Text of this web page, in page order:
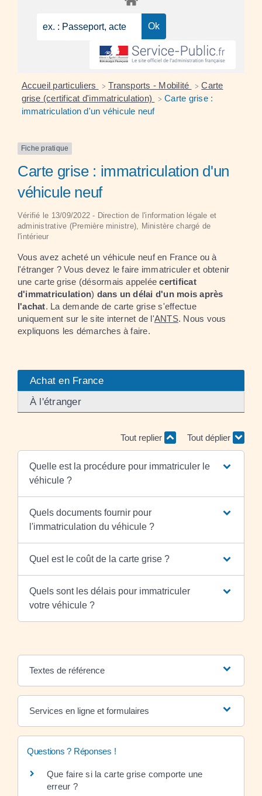
Accueil particuliers > Transports - Mobilité > Carte
grise (certificat d'immatriculation)
> Carte grise :
immatriculation d'un véhicule neuf
Fiche pratique
Carte grise : immatriculation d'un
véhicule neuf
Vérifié le 13/09/2022 - Direction de l'information légale et
administrative (Première ministre), Ministère chargé de
l'intérieur
Vous avez acheté un véhicule neuf en France ou à
l'étranger ? Vous devez le faire immatriculer et obtenir
une carte grise (désormais appeléecertificat
d'immatriculation) dans un délai d'un mois après
l'achat. La demande de carte grise s'effectue
uniquement sur le site internet de l'ANTS. Nous vous
expliquons les démarches à faire.
Achat en France
À l'étranger
Tout replier Tout déplier
Quelle est la procédure pour immatriculer le
véhicule ?
Quels documents fournir pour
l'immatriculation du véhicule ?
Quel est le coût de la carte grise ?
Quels sont les délais pour immatriculer
votre véhicule ?
Textes de référence
Services en ligne et formulaires
Questions ? Réponses !
Que faire si la carte grise comporte une
erreur ?